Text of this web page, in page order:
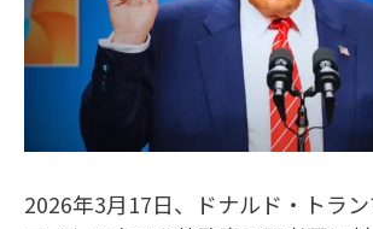
2026年3月17日、ドナルド・トラ